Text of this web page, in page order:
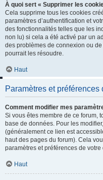
À quoi sert « Supprimer les
Cela supprime tous les cookies
paramètres d’authentification et
des fonctionnalités telles que les
non lu) si cela a été activé par un
des problèmes de connexion ou
pourrait les résoudre.
Haut
Paramètres et préférences
Comment modifier mes
Si vous êtes membre de ce forum,
base de données. Pour les
(généralement ce lien est
haut des pages du forum). Cela
paramètres et préférences de votre
Haut